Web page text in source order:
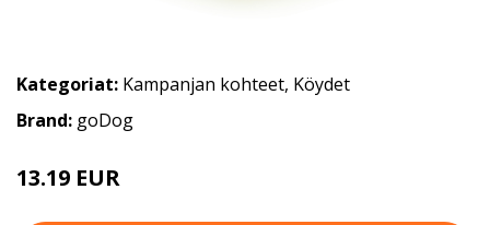
Kategoriat: Kampanjan kohteet, Köydet
Brand: goDog
13.19 EUR